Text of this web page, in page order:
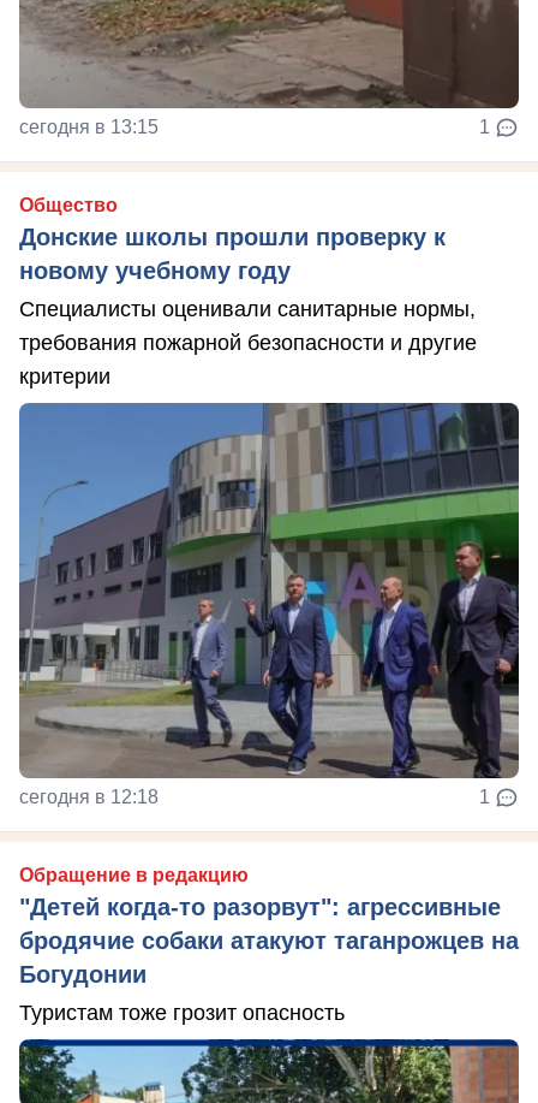
сегодня в 13:15 1
Общество
Донские школы прошли проверку к
новому учебному году
Специалисты оценивали санитарные нормы,
требования пожарной безопасности и другие
критерии
сегодня в 12:18 1
Обращение в редакцию
"Детей когда-то разорвут": агрессивные
бродячие собаки атакуют таганрожцев на
Богудонии
Туристам тоже грозит опасность